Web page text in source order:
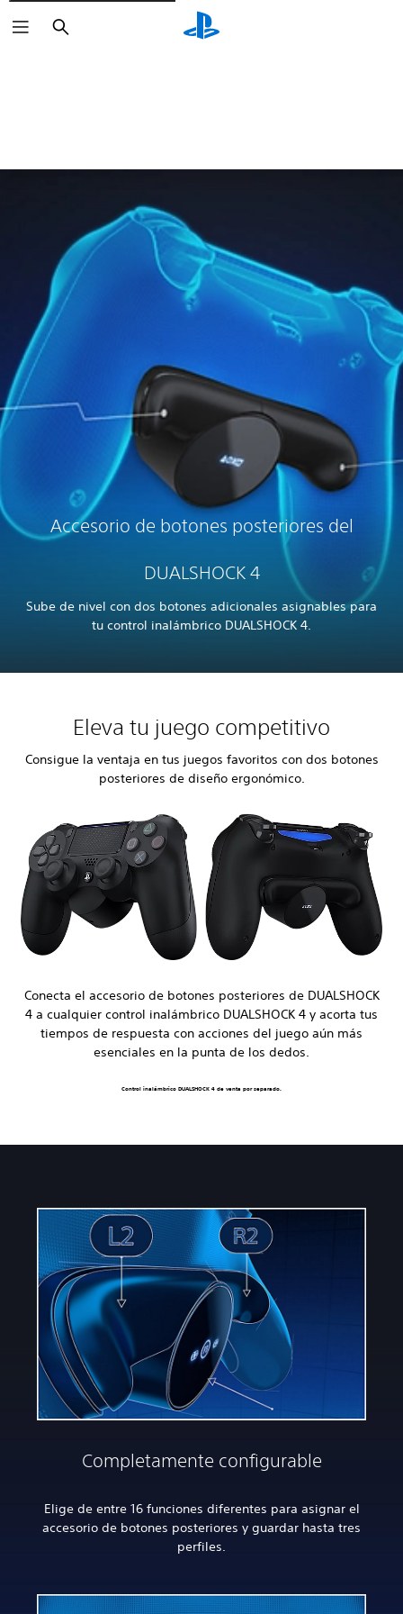
Buscar
Accesorio de botones posteriores del
DUALSHOCK 4
Sube de nivel con dos botones adicionales asignables para
tu control inalámbrico DUALSHOCK 4.
Eleva tu juego competitivo
Consigue la ventaja en tus juegos favoritos con dos botones
posteriores de diseño ergonómico.
Conecta el accesorio de botones posteriores de DUALSHOCK
4 a cualquier control inalámbrico DUALSHOCK 4 y acorta tus
tiempos de respuesta con acciones del juego aún más
esenciales en la punta de los dedos.
Control inalámbrico DUALSHOCK 4 de venta por separado.
Completamente configurable
Elige de entre 16 funciones diferentes para asignar el
accesorio de botones posteriores y guardar hasta tres
perfiles.